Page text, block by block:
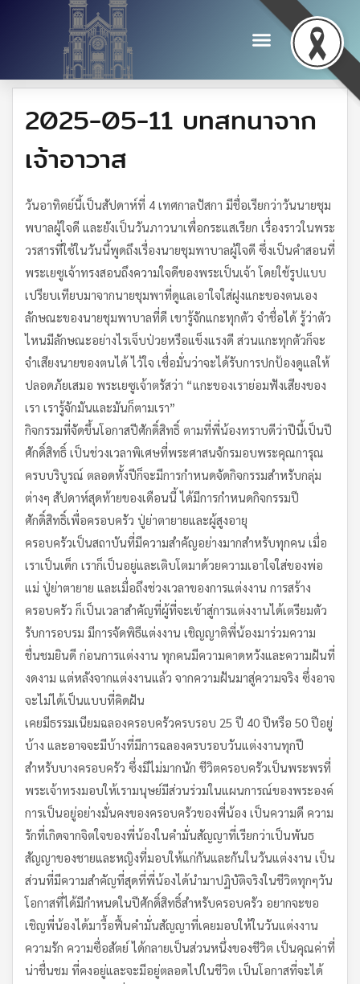
2025-05-11 บทสทนาจาก
เจ้าอาวาส
วันอาทิตย์นี้เป็นสัปดาห์ที่ 4 เทศกาลปัสกา มีชื่อเรียกว่าวันนายชุม
พบาลผู้ใจดี และยังเป็นวันภาวนาเพื่อกระแสเรียก เรื่องราวในพระ
วรสารที่ใช้ในวันนี้พูดถึงเรื่องนายชุมพาบาลผู้ใจดี ซึ่งเป็นคำสอนที่
พระเยซูเจ้าทรงสอนถึงความใจดีของพระเป็นเจ้า โดยใช้รูปแบบ
เปรียบเทียบมาจากนายชุมพาที่ดูแลเอาใจใส่ฝูงแกะของตนเอง
ลักษณะของนายชุมพาบาลที่ดี เขารู้จักแกะทุกตัว จำชื่อได้ รู้ว่าตัว
ไหนมีลักษณะอย่างไรเจ็บป่วยหรือแข็งแรงดี ส่วนแกะทุกตัวก็จะ
จำเสียงนายของตนได้ ไว้ใจ เชื่อมั่นว่าจะได้รับการปกป้องดูแลให้
ปลอดภัยเสมอ พระเยซูเจ้าตรัสว่า “แกะของเราย่อมฟังเสียงของ
เรา เรารู้จักมันและมันก็ตามเรา”
กิจกรรมที่จัดขึ้นโอกาสปีศักดิ์สิทธิ์ ตามที่พี่น้องทราบดีว่าปีนี้เป็นปี
ศักดิ์สิทธิ์ เป็นช่วงเวลาพิเศษที่พระศาสนจักรมอบพระคุณการุณ
ครบบริบูรณ์ ตลอดทั้งปีก็จะมีการกำหนดจัดกิจกรรมสำหรับกลุ่ม
ต่างๆ สัปดาห์สุดท้ายของเดือนนี้ ได้มีการกำหนดกิจกรรมปี
ศักดิ์สิทธิ์เพื่อครอบครัว ปู่ย่าตายายและผู้สูงอายุ
ครอบครัวเป็นสถาบันที่มีความสำคัญอย่างมากสำหรับทุกคน เมื่อ
เราเป็นเด็ก เราก็เป็นอยู่และเติบโตมาด้วยความเอาใจใส่ของพ่อ
แม่ ปู่ย่าตายาย และเมื่อถึงช่วงเวลาของการแต่งงาน การสร้าง
ครอบครัว ก็เป็นเวลาสำคัญที่ผู้ที่จะเข้าสู่การแต่งงานได้เตรียมตัว
รับการอบรม มีการจัดพิธีแต่งงาน เชิญญาติพี่น้องมาร่วมความ
ชื่นชมยินดี ก่อนการแต่งงาน ทุกคนมีความคาดหวังและความฝันที่
งดงาม แต่หลังจากแต่งงานแล้ว จากความฝันมาสู่ความจริง ซึ่งอาจ
จะไม่ได้เป็นแบบที่คิดฝัน
เคยมีธรรมเนียมฉลองครอบครัวครบรอบ 25 ปี 40 ปีหรือ 50 ปีอยู่
บ้าง และอาจจะมีบ้างที่มีการฉลองครบรอบวันแต่งงานทุกปี
สำหรับบางครอบครัว ซึ่งมีไม่มากนัก ชีวิตครอบครัวเป็นพระพรที่
พระเจ้าทรงมอบให้เรามนุษย์มีส่วนร่วมในแผนการณ์ของพระองค์
การเป็นอยู่อย่างมั่นคงของครอบครัวของพี่น้อง เป็นความดี ความ
รักที่เกิดจากจิตใจของพี่น้องในคำมั่นสัญญาที่เรียกว่าเป็นพันธ
สัญญาของชายและหญิงที่มอบให้แก่กันและกันในวันแต่งงาน เป็น
ส่วนที่มีความสำคัญที่สุดที่พี่น้องได้นำมาปฏิบัติจริงในชีวิตทุกๆวัน
โอกาสที่ได้มีกำหนดในปีศักดิ์สิทธิ์สำหรับครอบครัว อยากจะขอ
เชิญพี่น้องได้มารื้อฟื้นคำมั่นสัญญาที่เคยมอบให้ในวันแต่งงาน
ความรัก ความซื่อสัตย์ ได้กลายเป็นส่วนหนึ่งของชีวิต เป็นคุณค่าที่
น่าชื่นชม ที่คงอยู่และจะมีอยู่ตลอดไปในชีวิต เป็นโอกาสที่จะได้